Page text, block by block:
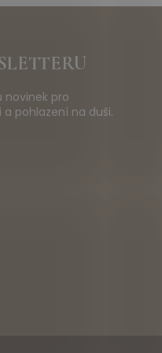
novinek pro
pohlazení na duši.